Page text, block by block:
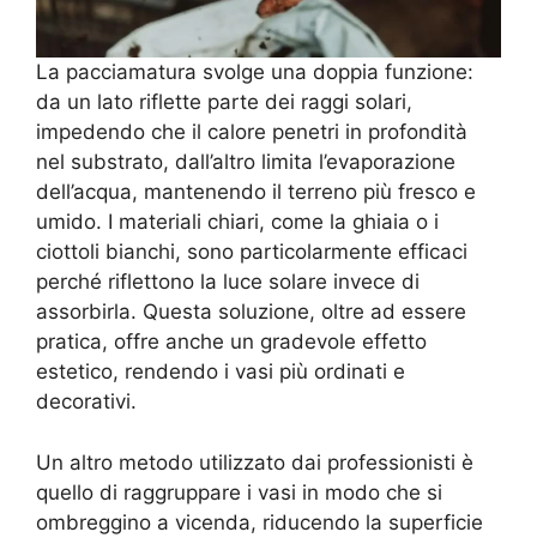
La pacciamatura svolge una doppia funzione:
da un lato riflette parte dei raggi solari,
impedendo che il calore penetri in profondità
nel substrato, dall’altro limita l’evaporazione
dell’acqua, mantenendo il terreno più fresco e
umido. I materiali chiari, come la ghiaia o i
ciottoli bianchi, sono particolarmente efficaci
perché riflettono la luce solare invece di
assorbirla. Questa soluzione, oltre ad essere
pratica, offre anche un gradevole effetto
estetico, rendendo i vasi più ordinati e
decorativi.
Un altro metodo utilizzato dai professionisti è
quello di raggruppare i vasi in modo che si
ombreggino a vicenda, riducendo la superficie